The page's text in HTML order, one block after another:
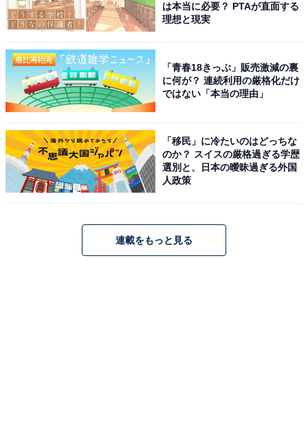
は本当に必要？ PTAが直面する
理想と現実
「青春18きっぷ」販売激減の裏
に何が？ 連続利用の厳格化だけ
ではない「本当の理由」
「移民」に冷たいのはどっちな
のか？ スイスの厳格過ぎる学歴
選別と、日本の曖昧過ぎる外国
人政策
連載をもっと見る